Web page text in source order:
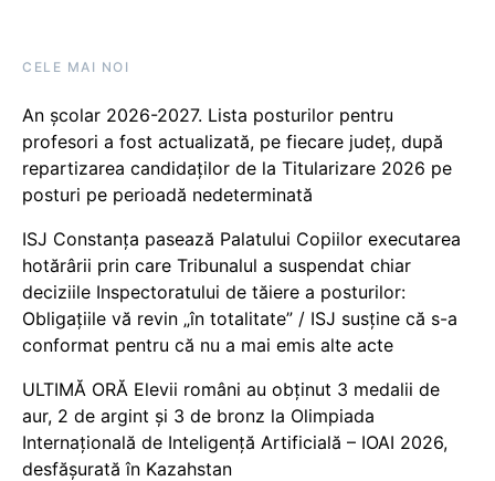
CELE MAI NOI
An școlar 2026-2027. Lista posturilor pentru
profesori a fost actualizată, pe fiecare județ, după
repartizarea candidaților de la Titularizare 2026 pe
posturi pe perioadă nedeterminată
ISJ Constanța pasează Palatului Copiilor executarea
hotărârii prin care Tribunalul a suspendat chiar
deciziile Inspectoratului de tăiere a posturilor:
Obligațiile vă revin „în totalitate” / ISJ susține că s-a
conformat pentru că nu a mai emis alte acte
ULTIMĂ ORĂ Elevii români au obținut 3 medalii de
aur, 2 de argint și 3 de bronz la Olimpiada
Internațională de Inteligență Artificială – IOAI 2026,
desfășurată în Kazahstan